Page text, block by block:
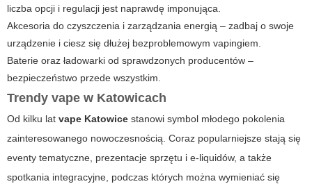
liczba opcji i regulacji jest naprawdę imponująca.
Akcesoria do czyszczenia i zarządzania energią – zadbaj o swoje
urządzenie i ciesz się dłużej bezproblemowym vapingiem.
Baterie oraz ładowarki od sprawdzonych producentów –
bezpieczeństwo przede wszystkim.
Trendy vape w Katowicach
Od kilku lat vape Katowice stanowi symbol młodego pokolenia
zainteresowanego nowoczesnością. Coraz popularniejsze stają się
eventy tematyczne, prezentacje sprzętu i e-liquidów, a także
spotkania integracyjne, podczas których można wymieniać się